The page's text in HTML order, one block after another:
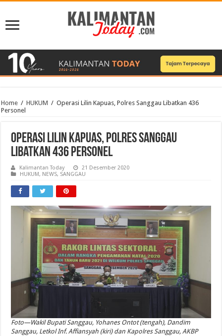
Home / HUKUM / Operasi Lilin Kapuas, Polres Sanggau Libatkan 436
Personel
Operasi Lilin Kapuas, Polres Sanggau
Libatkan 436 Personel
Kalimantan Today
21 Desember 2020
HUKUM, NEWS, SANGGAU
Foto—Wakil Bupati Sanggau, Yohanes Ontot (tengah), Dandim
Sanggau, Letkol Inf. Affiansyah (kiri) dan Kapolres Sanggau, AKBP